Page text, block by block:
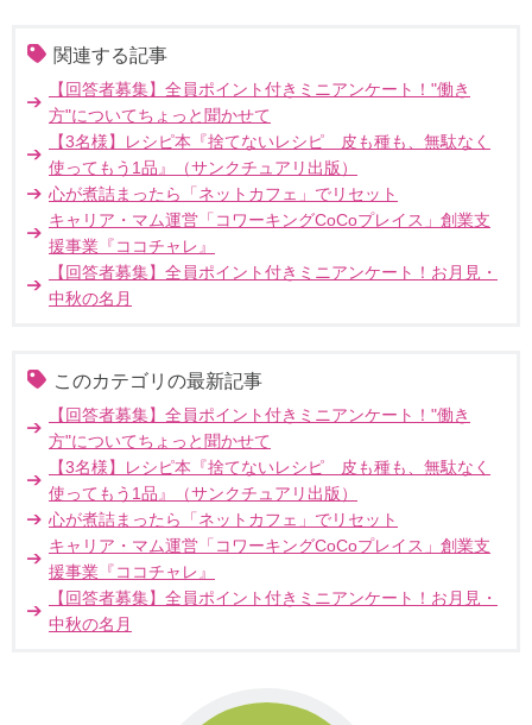
関連する記事
【回答者募集】全員ポイント付きミニアンケート！"働き
方"についてちょっと聞かせて
【3名様】レシピ本『捨てないレシピ 皮も種も、無駄なく
使ってもう1品』（サンクチュアリ出版）
心が煮詰まったら「ネットカフェ」でリセット
キャリア・マム運営「コワーキングCoCoプレイス」創業支
援事業『ココチャレ』
【回答者募集】全員ポイント付きミニアンケート！お月見・
中秋の名月
このカテゴリの最新記事
【回答者募集】全員ポイント付きミニアンケート！"働き
方"についてちょっと聞かせて
【3名様】レシピ本『捨てないレシピ 皮も種も、無駄なく
使ってもう1品』（サンクチュアリ出版）
心が煮詰まったら「ネットカフェ」でリセット
キャリア・マム運営「コワーキングCoCoプレイス」創業支
援事業『ココチャレ』
【回答者募集】全員ポイント付きミニアンケート！お月見・
中秋の名月